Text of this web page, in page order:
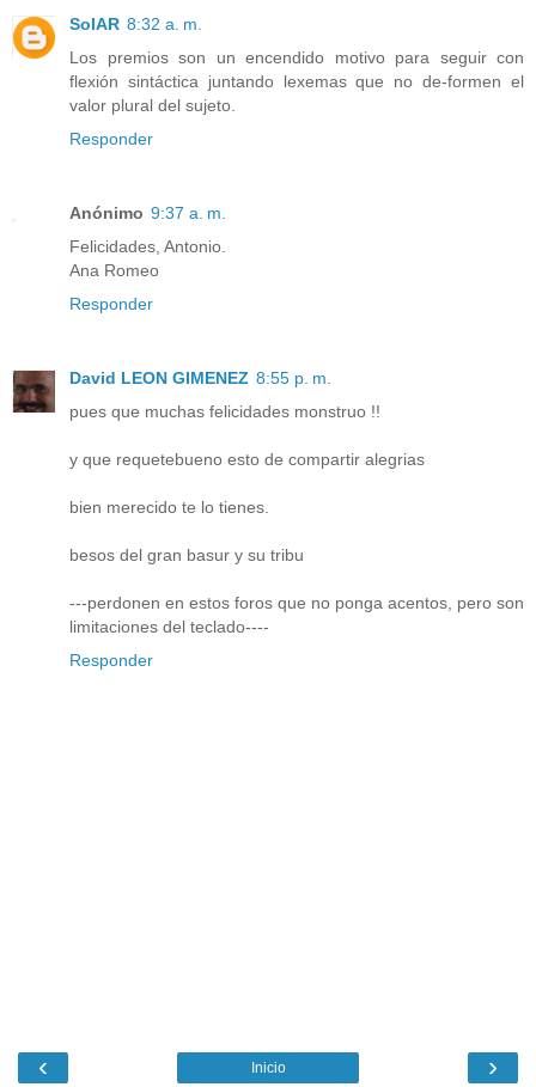
SolAR 8:32 a. m.
Los premios son un encendido motivo para seguir con
flexión sintáctica juntando lexemas que no de-formen el
valor plural del sujeto.
Responder
Anónimo 9:37 a. m.
Felicidades, Antonio.
Ana Romeo
Responder
David LEON GIMENEZ 8:55 p. m.
pues que muchas felicidades monstruo !!
y que requetebueno esto de compartir alegrias
bien merecido te lo tienes.
besos del gran basur y su tribu
---perdonen en estos foros que no ponga acentos, pero son
limitaciones del teclado----
Responder
‹ ›
Inicio